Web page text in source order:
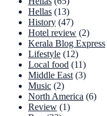
Hellas (13)
History (47)
Hotel review (2)
Kerala Blog Express
Lifestyle (12)
Local food (11)
Middle East (3)
Music (2)
North America (6)
Review (1)